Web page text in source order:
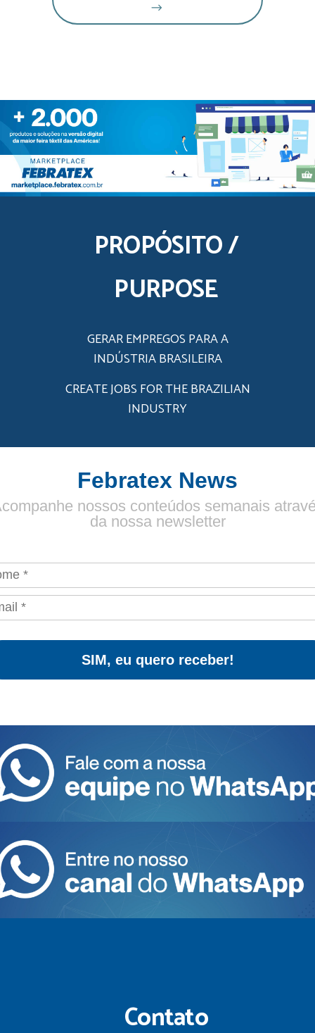
PROPÓSITO /
PURPOSE
GERAR EMPREGOS PARA A
INDÚSTRIA BRASILEIRA
CREATE JOBS FOR THE BRAZILIAN
INDUSTRY
Febratex News
nossos conteúdos semanais
da nossa newsletter
SIM, eu quero receber!
Contato